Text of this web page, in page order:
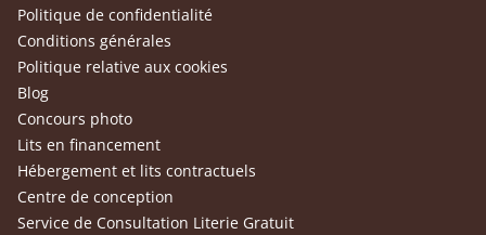
Politique de confidentialité
Conditions générales
Politique relative aux cookies
Blog
Concours photo
Lits en financement
Hébergement et lits contractuels
Centre de conception
Service de Consultation Literie Gratuit